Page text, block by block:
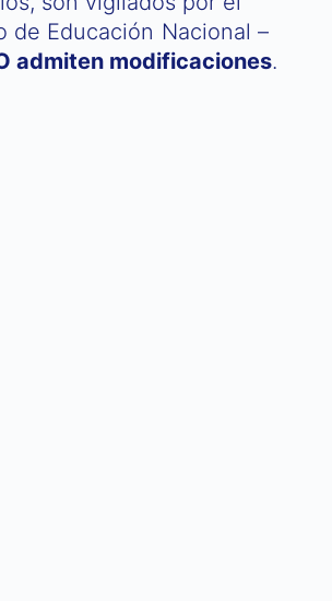
de Educación Nacional –
admiten modificaciones.